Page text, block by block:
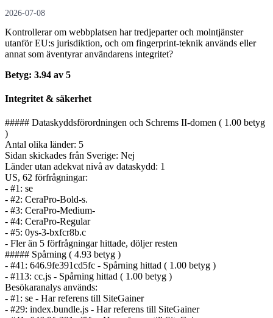
2026-07-08
Kontrollerar om webbplatsen har tredjeparter och molntjänster
utanför EU:s jurisdiktion, och om fingerprint-teknik används eller
annat som äventyrar användarens integritet?
Betyg: 3.94 av 5
Integritet & säkerhet
##### Dataskyddsförordningen och Schrems II-domen ( 1.00 betyg
)
Antal olika länder: 5
Sidan skickades från Sverige: Nej
Länder utan adekvat nivå av dataskydd: 1
US, 62 förfrågningar:
- #1: se
- #2: CeraPro-Bold-s.
- #3: CeraPro-Medium-
- #4: CeraPro-Regular
- #5: 0ys-3-bxfcr8b.c
- Fler än 5 förfrågningar hittade, döljer resten
##### Spårning ( 4.93 betyg )
- #41: 646.9fe391cd5fc - Spårning hittad ( 1.00 betyg )
- #113: cc.js - Spårning hittad ( 1.00 betyg )
Besökaranalys används:
- #1: se - Har referens till SiteGainer
- #29: index.bundle.js - Har referens till SiteGainer